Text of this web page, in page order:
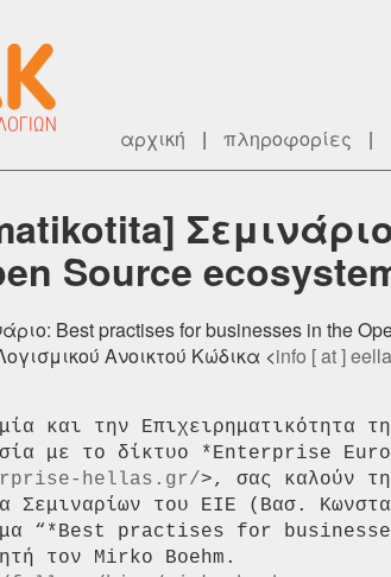
αρχική | πληροφορίες |
Source
Best practises for businesses in the
Ανοικτού Κώδικα <info [ at ]
και την Επιχειρηματικότητα
με το δίκτυο *Enterprise
hellas.gr/>, σας καλούν
Σεμιναρίων του ΕΙΕ (Bασ.
“*Best practises for
τον Mirko Boehm.